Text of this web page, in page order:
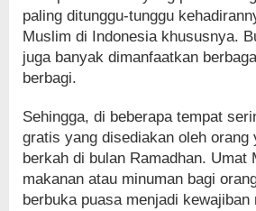
paling ditunggu-tunggu
Muslim di Indonesia khususnya.
juga banyak dimanfaatkan
berbagi.
Sehingga, di beberapa tempat
gratis yang disediakan oleh orang
berkah di bulan Ramadhan. Umat
makanan atau minuman bagi
berbuka puasa menjadi kewajiban